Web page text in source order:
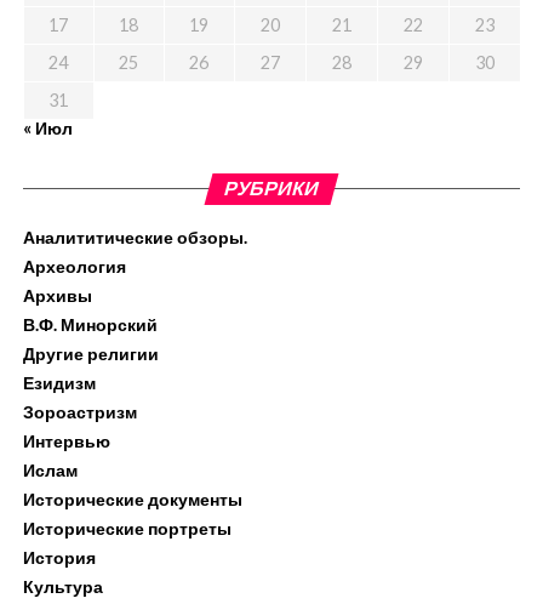
17
18 19 20 21 22
23
24
25 26 27 28 29
30
31
« Июл
РУБРИКИ
Аналититические обзоры.
Археология
Архивы
В.Ф. Минорский
Другие религии
Езидизм
Зороастризм
Интервью
Ислам
Исторические документы
Исторические портреты
История
Культура